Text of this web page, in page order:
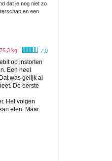
dat je nog niet zo
en een
7,0
76,3 kg
op instorten
Een heel
was gelijk al
De eerste
Het volgen
eten. Maar